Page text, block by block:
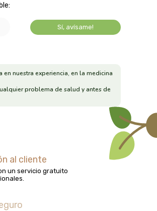
Sí, avísame!
nuestra experiencia, en la medicina
problema de salud y antes de
al cliente
un servicio gratuito